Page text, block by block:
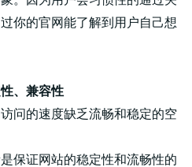
你的官网能了解到用户自己想
、兼容性
问的速度缺乏流畅和稳定的空
保证网站的稳定性和流畅性的